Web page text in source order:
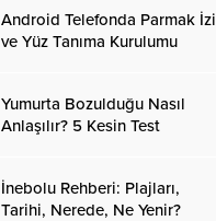
Android Telefonda Parmak İzi
ve Yüz Tanıma Kurulumu
Yumurta Bozulduğu Nasıl
Anlaşılır? 5 Kesin Test
İnebolu Rehberi: Plajları,
Tarihi, Nerede, Ne Yenir?